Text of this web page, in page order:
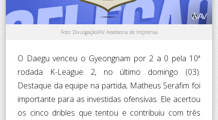
Foto: Divulgação/AV Assessoria de Imprensa
O Daegu venceu o Gyeongnam por 2 a 0 pela 10ª
rodada K-League 2, no último domingo (03).
Destaque da equipe na partida, Matheus Serafim foi
importante para as investidas ofensivas. Ele acertou
os cinco dribles que tentou e contribuiu com três